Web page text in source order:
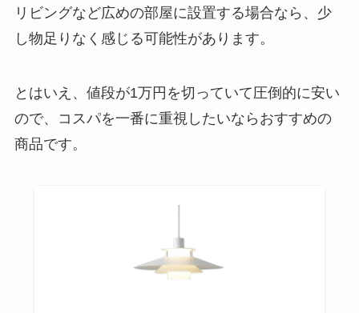
リビングなど広めの部屋に設置する場合なら、少
し物足りなく感じる可能性があります。
とはいえ、値段が1万円を切っていて圧倒的に安い
ので、コスパを一番に重視したいならおすすめの
商品です。